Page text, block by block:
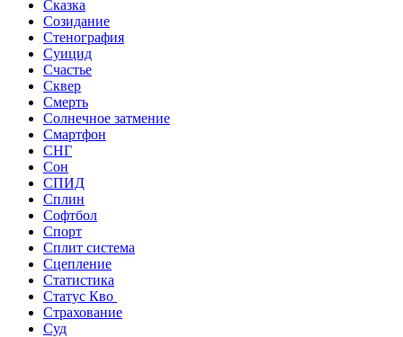
Сказка
Созидание
Стенография
Суицид
Счастье
Сквер
Смерть
Солнечное затмение
Смартфон
СНГ
Сон
СПИД
Сплин
Софтбол
Спорт
Сплит система
Сцепление
Статистика
Статус Кво
Страхование
Суд